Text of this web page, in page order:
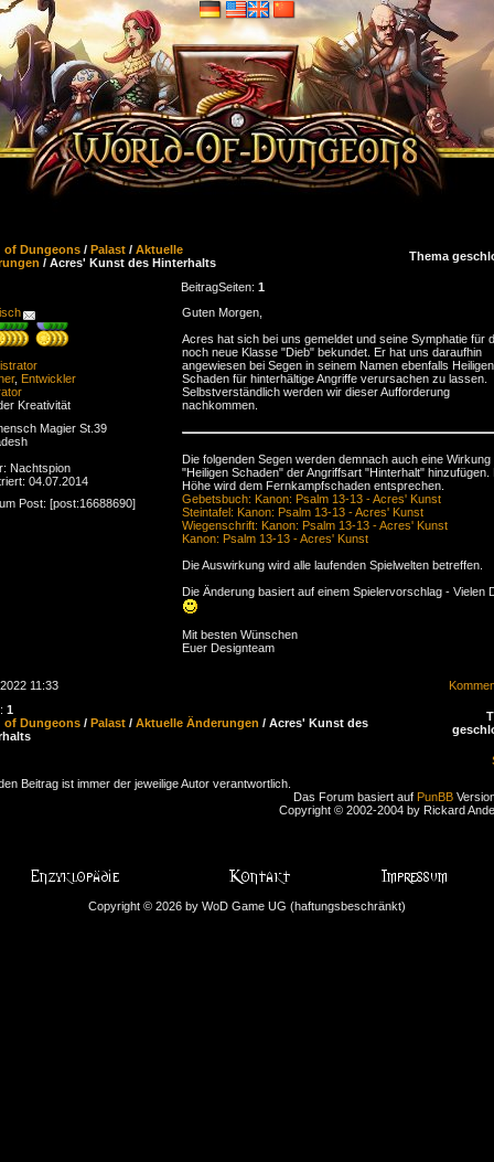
of Dungeons / Palast / Aktuelle
/ Acres' Kunst des Hinterhalts Thema
BeitragSeiten: 1
, Entwickler
Kreativität
Magier St.39
Nachtspion
04.07.2014
Post: [post:16688690]
Guten Morgen,
Acres hat sich bei uns gemeldet und seine Symphatie für
noch neue Klasse "Dieb" bekundet. Er hat uns daraufhin
angewiesen bei Segen in seinem Namen ebenfalls Heiligen
Schaden für hinterhältige Angriffe verursachen zu lassen.
Selbstverständlich werden wir dieser Aufforderung
nachkommen.
Die folgenden Segen werden demnach auch eine Wirkung
"Heiligen Schaden" der Angriffsart "Hinterhalt" hinzufügen.
Höhe wird dem Fernkampfschaden entsprechen.
Gebetsbuch: Kanon: Psalm 13-13 - Acres' Kunst
Steintafel: Kanon: Psalm 13-13 - Acres' Kunst
Wiegenschrift: Kanon: Psalm 13-13 - Acres' Kunst
Kanon: Psalm 13-13 - Acres' Kunst
Die Auswirkung wird alle laufenden Spielwelten betreffen.
Die Änderung basiert auf einem Spielervorschlag - Vielen
Mit besten Wünschen
Euer Designteam
11:33
1
of Dungeons / Palast / Aktuelle Änderungen / Acres' Kunst des
Beitrag ist immer der jeweilige Autor verantwortlich.
Das Forum basiert auf PunBB
Copyright © 2002-2004 by Rickard
Copyright © 2026 by WoD Game UG (haftungsbeschränkt)